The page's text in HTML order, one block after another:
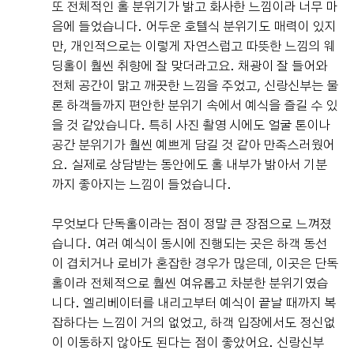
또 전체적인 홀 분위기가 밝고 화사한 느낌이라 너무 마
음에 들었습니다. 어두운 호텔식 분위기도 매력이 있지
만, 개인적으로는 이렇게 자연스럽고 따뜻한 느낌의 웨
딩홀이 훨씬 취향에 잘 맞더라고요. 채광이 잘 들어와
전체 공간이 맑고 깨끗한 느낌을 주었고, 신랑신부는 물
론 하객들까지 편안한 분위기 속에서 예식을 즐길 수 있
을 것 같았습니다. 특히 사진 촬영 시에도 얼굴 톤이나
공간 분위기가 훨씬 예쁘게 담길 것 같아 만족스러웠어
요. 실제로 상담받는 동안에도 홀 내부가 밝아서 기분
까지 좋아지는 느낌이 들었습니다.
무엇보다 단독홀이라는 점이 정말 큰 장점으로 느껴졌
습니다. 여러 예식이 동시에 진행되는 곳은 하객 동선
이 겹치거나 로비가 혼잡한 경우가 많은데, 이곳은 단독
홀이라 전체적으로 훨씬 여유롭고 차분한 분위기였습
니다. 엘리베이터를 내리고부터 예식이 끝날 때까지 복
잡하다는 느낌이 거의 없었고, 하객 입장에서도 정신없
이 이동하지 않아도 된다는 점이 좋았어요. 신랑신부